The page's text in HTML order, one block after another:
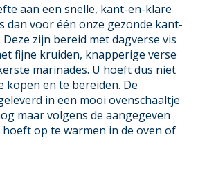
aan een snelle, kant-en-klare
dan voor één onze gezonde kant-
zijn bereid met dagverse vis
fijne kruiden, knapperige verse
marinades. U hoeft dus niet
kopen en te bereiden. De
in een mooi ovenschaaltje
maar volgens de aangegeven
op te warmen in de oven of